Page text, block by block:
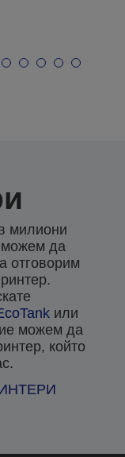
милиони
да
отговорим
или
можем да
който